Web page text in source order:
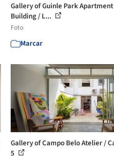
Gallery of Guinle Park
Building / L...
Foto
Marcar
Gallery of Campo Belo Atelier /
5